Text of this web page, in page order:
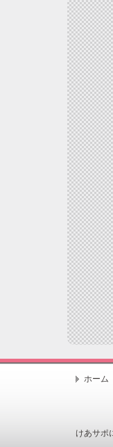
ホーム
けあサポ